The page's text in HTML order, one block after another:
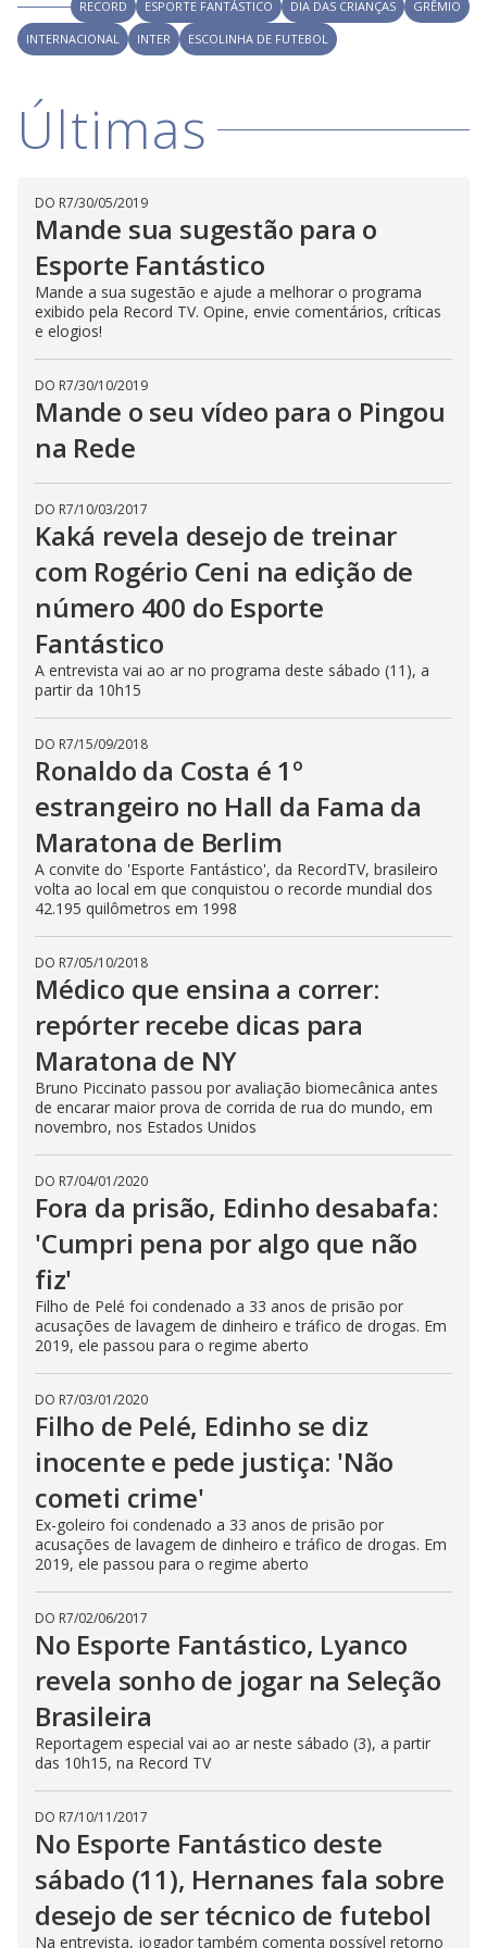
V
e
o
d
RECORD ESPORTE FANTÁSTICO DIA DAS CRIANÇAS
GRÊMIO
INTERNACIONAL
INTER ESCOLINHA DE FUTEBOL
Últimas
DO R7/30/05/2019
Mande sua sugestão para o
Esporte Fantástico
Mande a sua sugestão e ajude a melhorar o programa
exibido pela Record TV. Opine, envie comentários, críticas
e elogios!
DO R7/30/10/2019
Mande o seu vídeo para o Pingou
na Rede
DO R7/10/03/2017
Kaká revela desejo de treinar
com Rogério Ceni na edição de
número 400 do Esporte
Fantástico
A entrevista vai ao ar no programa deste sábado (11), a
partir da 10h15
DO R7/15/09/2018
Ronaldo da Costa é 1º
estrangeiro no Hall da Fama da
Maratona de Berlim
A convite do 'Esporte Fantástico', da RecordTV, brasileiro
volta ao local em que conquistou o recorde mundial dos
42.195 quilômetros em 1998
DO R7/05/10/2018
Médico que ensina a correr:
repórter recebe dicas para
Maratona de NY
Bruno Piccinato passou por avaliação biomecânica antes
de encarar maior prova de corrida de rua do mundo, em
novembro, nos Estados Unidos
DO R7/04/01/2020
Fora da prisão, Edinho desabafa:
'Cumpri pena por algo que não
fiz'
Filho de Pelé foi condenado a 33 anos de prisão por
acusações de lavagem de dinheiro e tráfico de drogas. Em
2019, ele passou para o regime aberto
DO R7/03/01/2020
Filho de Pelé, Edinho se diz
inocente e pede justiça: 'Não
cometi crime'
Ex-goleiro foi condenado a 33 anos de prisão por
acusações de lavagem de dinheiro e tráfico de drogas. Em
2019, ele passou para o regime aberto
DO R7/02/06/2017
No Esporte Fantástico, Lyanco
revela sonho de jogar na Seleção
Brasileira
Reportagem especial vai ao ar neste sábado (3), a partir
das 10h15, na Record TV
DO R7/10/11/2017
No Esporte Fantástico deste
sábado (11), Hernanes fala sobre
desejo de ser técnico de futebol
Na entrevista, jogador também comenta possível retorno